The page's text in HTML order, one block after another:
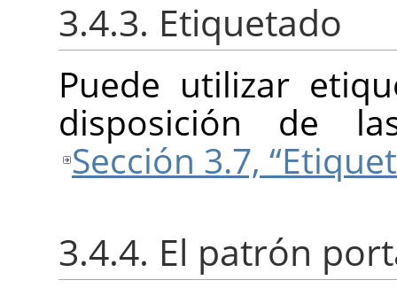
3.4.3. Etiquetado
Puede utilizar
disposición de
Sección 3.7,
3.4.4. El patrón